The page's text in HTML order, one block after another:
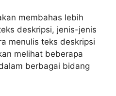
membahas lebih
deskripsi, jenis-jenis
menulis teks deskripsi
melihat beberapa
berbagai bidang